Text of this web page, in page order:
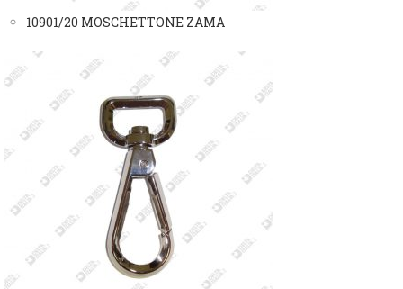
10901/20 MOSCHETTONE ZAMA